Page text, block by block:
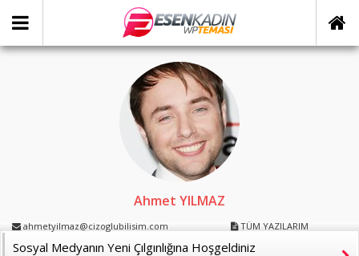
Ahmet YILMAZ
ahmetyilmaz@cizoglubilisim.com TÜM YAZILARIM
Sosyal Medyanın Yeni Çılgınlığına Hoşgeldiniz